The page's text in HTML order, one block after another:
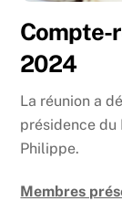
Compte-
2024
La réunion a
présidence du
Philippe.
Membres